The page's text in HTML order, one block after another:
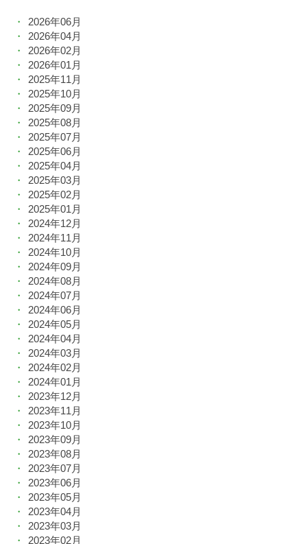
2026年06月
2026年04月
2026年02月
2026年01月
2025年11月
2025年10月
2025年09月
2025年08月
2025年07月
2025年06月
2025年04月
2025年03月
2025年02月
2025年01月
2024年12月
2024年11月
2024年10月
2024年09月
2024年08月
2024年07月
2024年06月
2024年05月
2024年04月
2024年03月
2024年02月
2024年01月
2023年12月
2023年11月
2023年10月
2023年09月
2023年08月
2023年07月
2023年06月
2023年05月
2023年04月
2023年03月
2023年02月